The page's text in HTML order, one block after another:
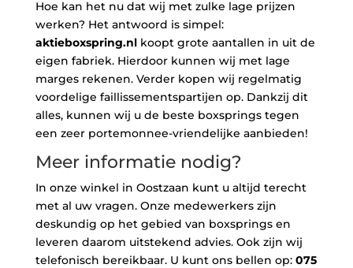
Hoe kan het nu dat wij met zulke lage prijzen
werken? Het antwoord is simpel:
aktieboxspring.nlkoopt grote aantallen in uit de
eigen fabriek. Hierdoor kunnen wij met lage
marges rekenen. Verder kopen wij regelmatig
voordelige faillissementspartijen op. Dankzij dit
alles, kunnen wij u de beste boxsprings tegen
een zeer portemonnee-vriendelijke aanbieden!
Meer informatie nodig?
In onze winkel in Oostzaan kunt u altijd terecht
met al uw vragen. Onze medewerkers zijn
deskundig op het gebied van boxsprings en
leveren daarom uitstekend advies. Ook zijn wij
telefonisch bereikbaar. U kunt ons bellen op: 075